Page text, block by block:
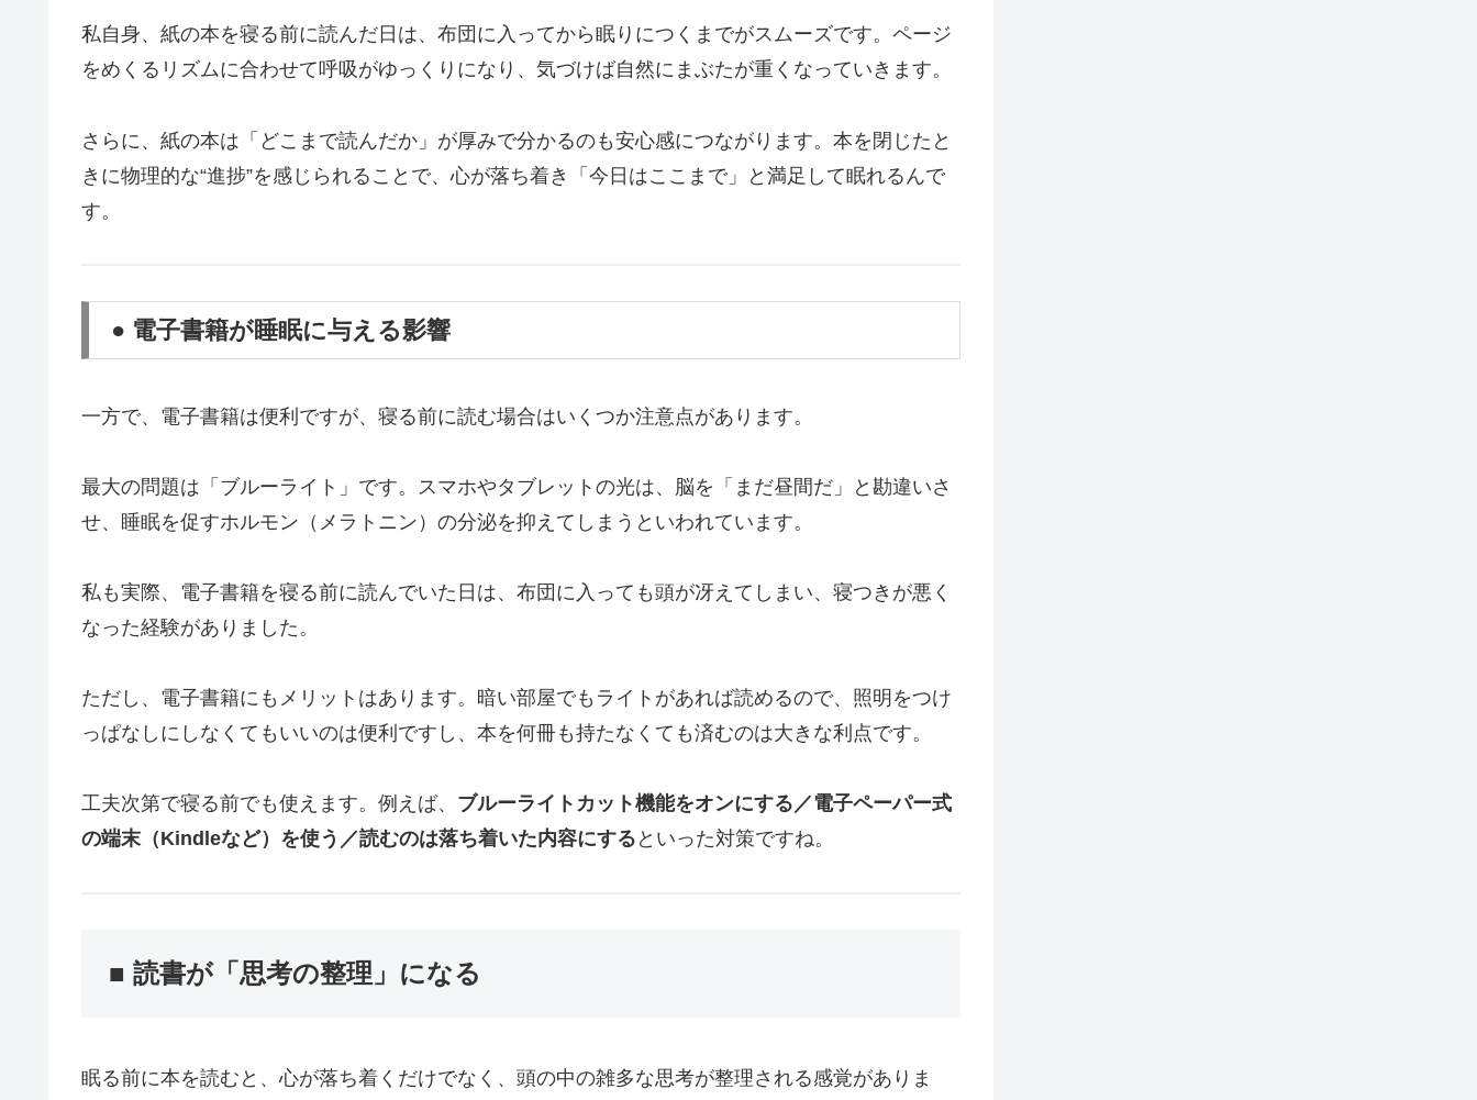
私自身、紙の本を寝る前に読んだ日は、布団に入ってから眠りにつくまでがスムーズです。ページ
をめくるリズムに合わせて呼吸がゆっくりになり、気づけば自然にまぶたが重くなっていきます。
さらに、紙の本は「どこまで読んだか」が厚みで分かるのも安心感につながります。本を閉じたと
きに物理的な“進捗”を感じられることで、心が落ち着き「今日はここまで」と満足して眠れるんで
す。
● 電子書籍が睡眠に与える影響
一方で、電子書籍は便利ですが、寝る前に読む場合はいくつか注意点があります。
最大の問題は「ブルーライト」です。スマホやタブレットの光は、脳を「まだ昼間だ」と勘違いさ
せ、睡眠を促すホルモン（メラトニン）の分泌を抑えてしまうといわれています。
私も実際、電子書籍を寝る前に読んでいた日は、布団に入っても頭が冴えてしまい、寝つきが悪く
なった経験がありました。
ただし、電子書籍にもメリットはあります。暗い部屋でもライトがあれば読めるので、照明をつけ
っぱなしにしなくてもいいのは便利ですし、本を何冊も持たなくても済むのは大きな利点です。
工夫次第で寝る前でも使えます。例えば、 ブルーライトカット機能をオンにする／電子ペーパー式
の端末（Kindleなど）を使う／読むのは落ち着いた内容にする といった対策ですね。
■ 読書が「思考の整理」になる
眠る前に本を読むと、心が落ち着くだけでなく、頭の中の雑多な思考が整理される感覚がありま